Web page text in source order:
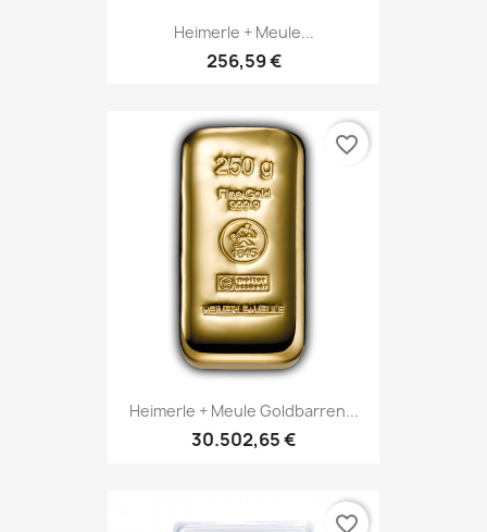
Heimerle + Meule...
256,59 €
Heimerle + Meule Goldbarren...
30.502,65 €
favorite_border
favorite_border